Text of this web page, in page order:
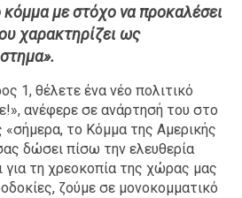
κόμμα με στόχο να προκαλέσει
χαρακτηρίζει ως
1, θέλετε ένα νέο πολιτικό
ανέφερε σε ανάρτησή του στο
το Κόμμα της Αμερικής
δώσει πίσω την ελευθερία
για τη χρεοκοπία της χώρας μας
ζούμε σε μονοκομματικό